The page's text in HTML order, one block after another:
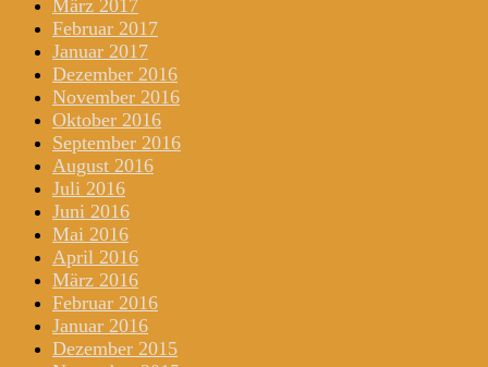
März 2017
Februar 2017
Januar 2017
Dezember 2016
November 2016
Oktober 2016
September 2016
August 2016
Juli 2016
Juni 2016
Mai 2016
April 2016
März 2016
Februar 2016
Januar 2016
Dezember 2015